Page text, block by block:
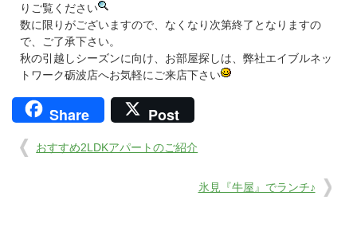
りご覧ください
数に限りがございますので、なくなり次第終了となりますの
で、ご了承下さい。
秋の引越しシーズンに向け、お部屋探しは、弊社エイブルネッ
トワーク砺波店へお気軽にご来店下さい
Share Post
おすすめ2LDKアパートのご紹介
氷見『牛屋』でランチ♪